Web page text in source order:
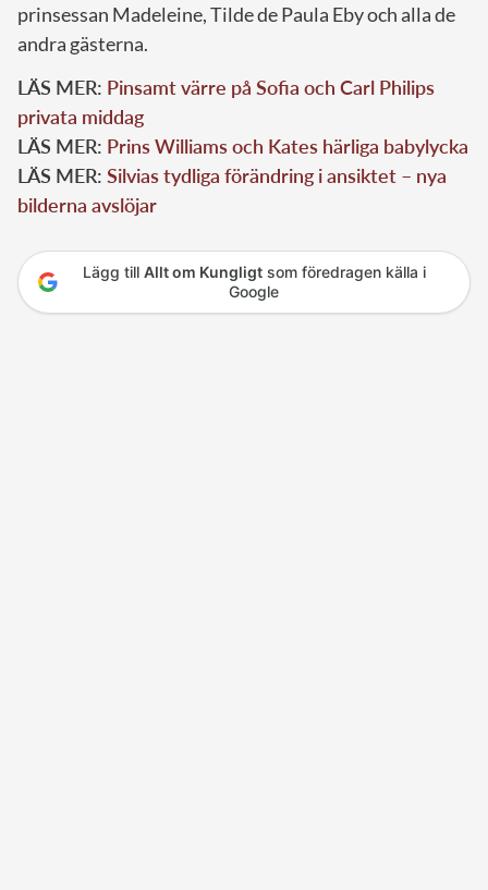
prinsessan Madeleine, Tilde de Paula Eby och alla de
andra gästerna.
LÄS MER: Pinsamt värre på Sofia och Carl Philips
privata middag
LÄS MER: Prins Williams och Kates härliga babylycka
LÄS MER: Silvias tydliga förändring i ansiktet – nya
bilderna avslöjar
Lägg till Allt om Kungligtsom föredragen källa i
Google